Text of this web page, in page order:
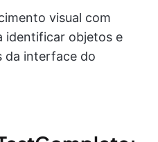
visual com
identificar objetos e
da interface do